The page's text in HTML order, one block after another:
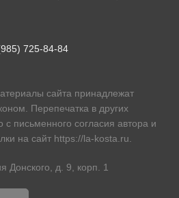
725-84-84
сайта принадлежат
Перепечатка в других
с письменного согласия автора и
на сайт https://la-kosta.ru
Донского, д. 9, корп. 1